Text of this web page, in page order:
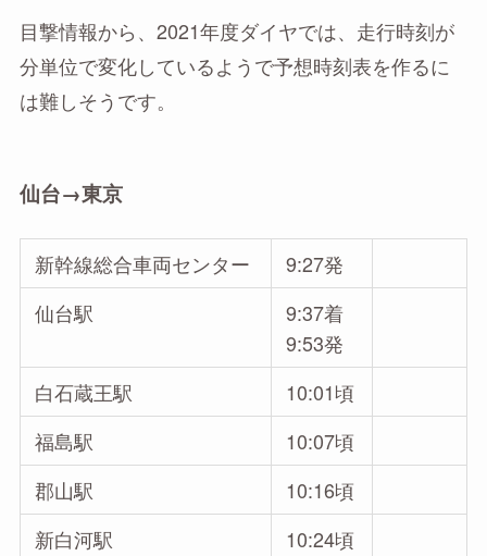
目撃情報から、2021年度ダイヤでは、走行時刻が
分単位で変化しているようで予想時刻表を作るに
は難しそうです。
仙台→東京
新幹線総合車両センター
9:27発
仙台駅
9:37着
9:53発
白石蔵王駅
10:01頃
福島駅
10:07頃
郡山駅
10:16頃
新白河駅
10:24頃